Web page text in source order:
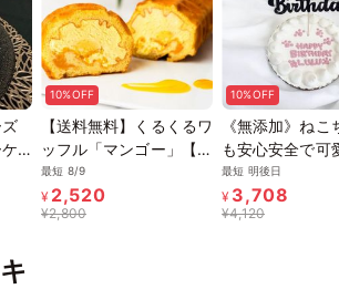
お
5
10%OFF
【送料無料】くるくるワ
ッフル「マンゴー」【夏
のロールケーキ】
最短 8/9
¥ 2,520
¥2,800
10%OFF
《無添加》ねこ
も安心安全で可
キをプレゼント
最短 明後日
¥ 3,708
¥4,120